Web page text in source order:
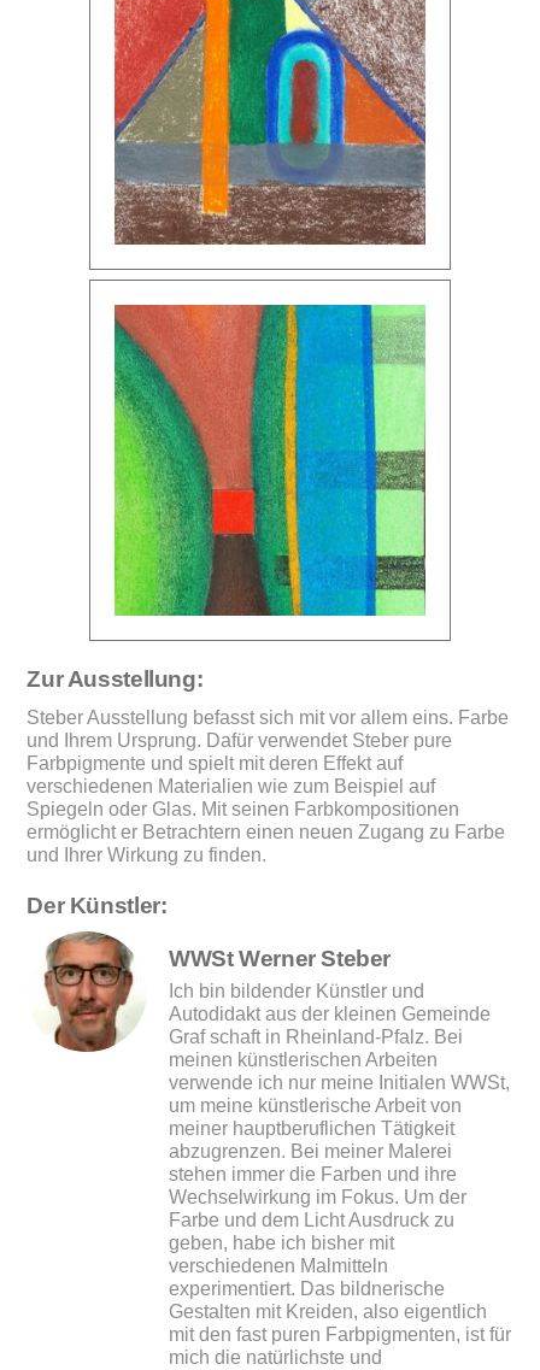
Zur Ausstellung:
Steber Ausstellung befasst sich mit vor allem eins. Farbe
und Ihrem Ursprung. Dafür verwendet Steber pure
Farbpigmente und spielt mit deren Effekt auf
verschiedenen Materialien wie zum Beispiel auf
Spiegeln oder Glas. Mit seinen Farbkompositionen
ermöglicht er Betrachtern einen neuen Zugang zu Farbe
und Ihrer Wirkung zu finden.
Der Künstler:
WWSt Werner Steber
Ich bin bildender Künstler und
Autodidakt aus der kleinen Gemeinde
Graf schaft in Rheinland-Pfalz. Bei
meinen künstlerischen Arbeiten
verwende ich nur meine Initialen WWSt,
um meine künstlerische Arbeit von
meiner hauptberuflichen Tätigkeit
abzugrenzen. Bei meiner Malerei
stehen immer die Farben und ihre
Wechselwirkung im Fokus. Um der
Farbe und dem Licht Ausdruck zu
geben, habe ich bisher mit
verschiedenen Malmitteln
experimentiert. Das bildnerische
Gestalten mit Kreiden, also eigentlich
mit den fast puren Farbpigmenten, ist für
mich die natürlichste und